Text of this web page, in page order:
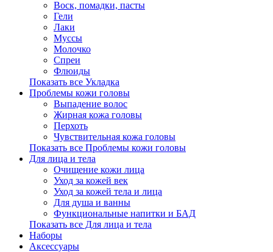
Воск, помадки, пасты
Гели
Лаки
Муссы
Молочко
Спреи
Флюиды
Показать все Укладка
Проблемы кожи головы
Выпадение волос
Жирная кожа головы
Перхоть
Чувствительная кожа головы
Показать все Проблемы кожи головы
Для лица и тела
Очищение кожи лица
Уход за кожей век
Уход за кожей тела и лица
Для душа и ванны
Функциональные напитки и БАД
Показать все Для лица и тела
Наборы
Аксессуары